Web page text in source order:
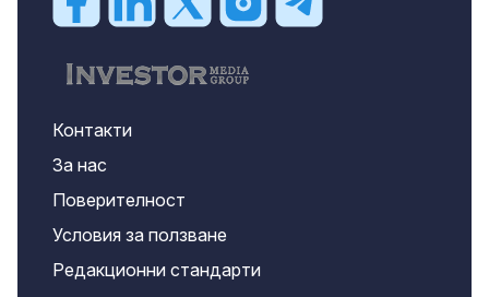
Контакти
За нас
Поверителност
Условия за ползване
Редакционни стандарти